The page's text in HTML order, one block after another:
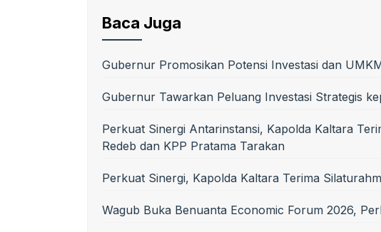
Baca Juga
Gubernur Promosikan Potensi Investasi dan
Gubernur Tawarkan Peluang Investasi Strategis
Perkuat Sinergi Antarinstansi, Kapolda Kaltara
Redeb dan KPP Pratama Tarakan
Perkuat Sinergi, Kapolda Kaltara Terima
Wagub Buka Benuanta Economic Forum 2026,